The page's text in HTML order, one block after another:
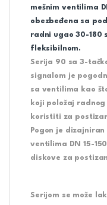
mešnim ventilima
obezbeđena sa
radni ugao 30-180
fleksibilnom.
Serija 90 sa 3-
signalom je
sa ventilima kao
koji položaj
koristiti za
Pogon je
ventilima DN 15-
diskove za
Serijom se može